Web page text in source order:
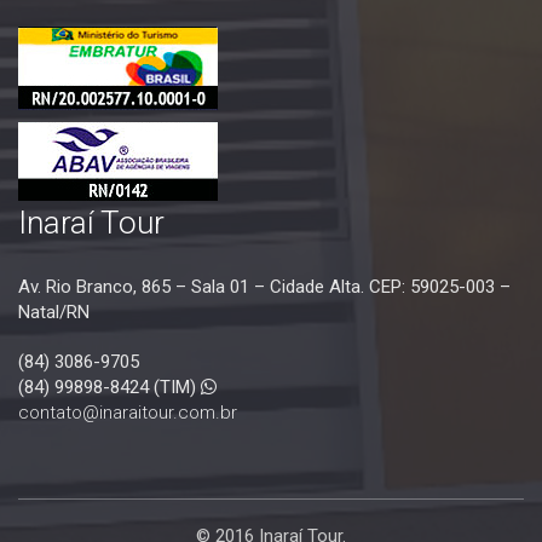
Inaraí Tour
Av. Rio Branco, 865 – Sala 01 – Cidade Alta. CEP: 59025-003 –
Natal/RN
(84) 3086-9705
(84) 99898-8424 (TIM)
contato@inaraitour.com.br
© 2016 Inaraí Tour.